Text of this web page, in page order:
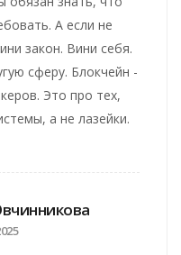
А если не
закон. Вини себя.
сферу. Блокчейн -
Это про тех,
а не лазейки.